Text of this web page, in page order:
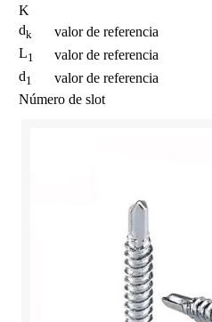
K
dk valor de referencia
L1 valor de referencia
d1 valor de referencia
Número de slot